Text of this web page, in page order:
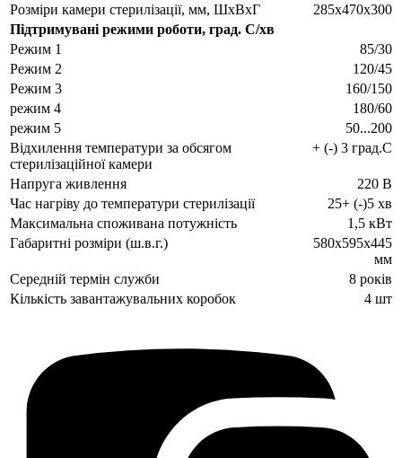
Розміри камери стерилізації, мм, ШхВхГ
285х470х300
Підтримувані режими роботи, град. С/хв
Режим 1
85/30
Режим 2
120/45
Режим 3
160/150
режим 4
180/60
режим 5
50...200
Відхилення температури за обсягом
стерилізаційної камери
+ (-) 3 град.С
Напруга живлення
220 В
Час нагріву до температури стерилізації
25+ (-)5 хв
Максимальна споживана потужність
1,5 кВт
Габаритні розміри (ш.в.г.)
580х595х445
мм
Середній термін служби
8 років
Кількість завантажувальних коробок
4 шт